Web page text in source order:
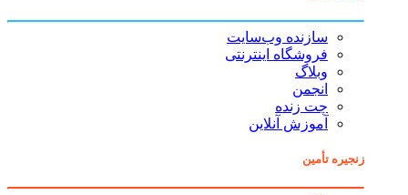
سازنده وب‌سایت
فروشگاه اینترنتی
وبلاگ
انجمن
چت زنده
آموزش آنلاین
زنجیره تأمین